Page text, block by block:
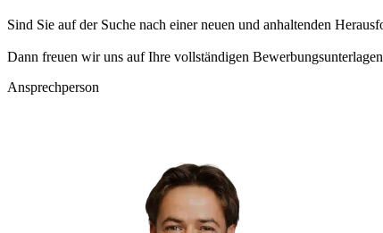
Sind Sie auf der Suche nach einer neuen und anhaltenden
Dann freuen wir uns auf Ihre vollständigen
Ansprechperson